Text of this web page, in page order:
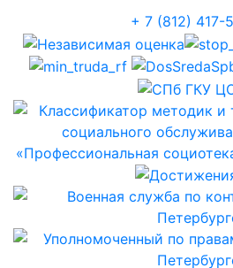
+ 7 (812) 417-